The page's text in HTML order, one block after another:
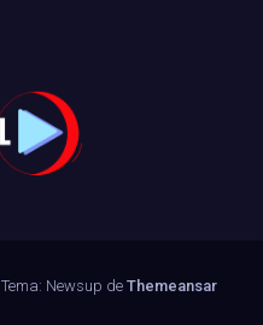
Tema: Newsup de Themeansar